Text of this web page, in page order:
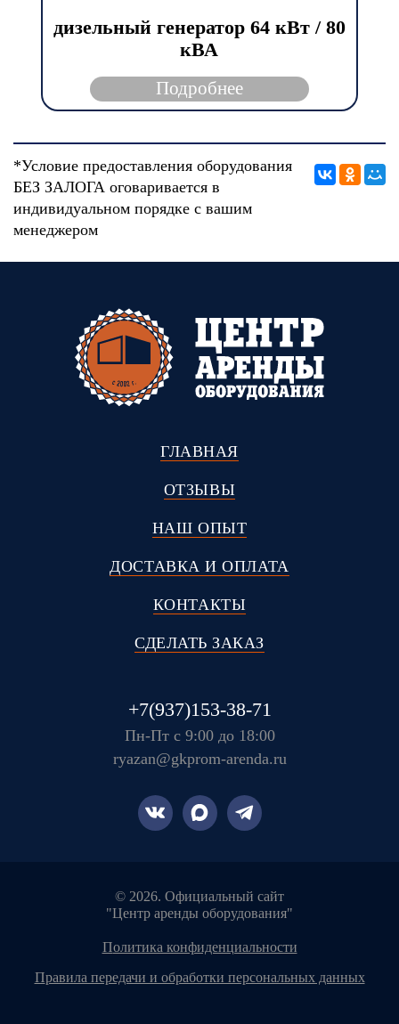
дизельный генератор 64 кВт / 80
кВА
Подробнее
*Условие предоставления оборудования
БЕЗ ЗАЛОГА оговаривается в
индивидуальном порядке с вашим
менеджером
ГЛАВНАЯ
ОТЗЫВЫ
НАШ ОПЫТ
ДОСТАВКА И ОПЛАТА
КОНТАКТЫ
СДЕЛАТЬ ЗАКАЗ
+7(937)153-38-71
Пн-Пт с 9:00 до 18:00
ryazan@gkprom-arenda.ru
© 2026. Официальный сайт
"Центр аренды оборудования"
политика конфиденциальности
правила передачи и обработки персональных данных